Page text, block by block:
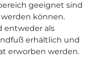
geeignet sind
können.
entweder als
erhältlich und
erworben werden.